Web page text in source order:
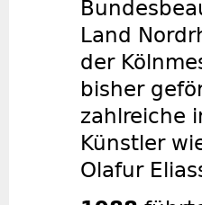
Land
der
bisher
zahlreiche
Künstler
Olafur